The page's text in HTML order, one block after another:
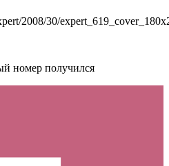
2008/30/
номер получился